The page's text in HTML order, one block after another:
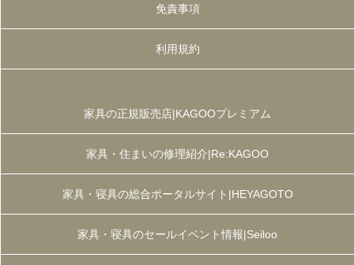
免責事項
利用規約
家具の正規販売店|KAGOOプレミアム
家具・住まいの修理紹介|Re:KAGOO
家具・寝具の総合ポータルサイト|HEYAGOTO
家具・寝具のセールイベント情報|Seiloo